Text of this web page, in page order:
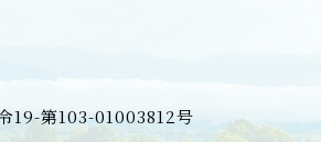
19-第103-01003812号